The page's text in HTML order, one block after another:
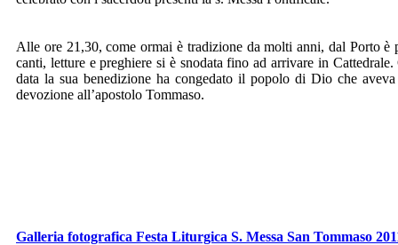
Alle ore 21,30, come ormai è tradizione da molti anni, dal Porto
canti, letture e preghiere si è snodata fino ad arrivare in
data la sua benedizione ha congedato il popolo di Dio che
devozione all’apostolo Tommaso.
Galleria fotografica Festa Liturgica S. Messa San Tommaso